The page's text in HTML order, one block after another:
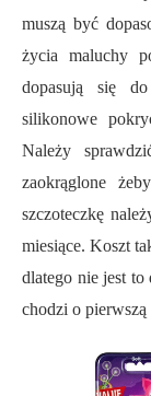
muszą być
życia maluchy
dopasują się
silikonowe
Należy
zaokrąglone
szczoteczkę
miesiące. Koszt
dlatego nie jest
chodzi o